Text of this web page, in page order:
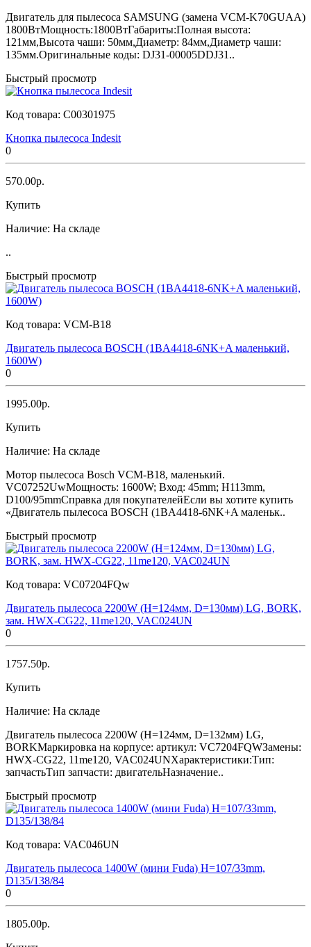
Двигатель для пылесоса SAMSUNG (замена VCM-K70GUAA)
1800ВтМощность:1800ВтГабариты:Полная высота:
121мм,Высота чаши: 50мм,Диаметр: 84мм,Диаметр чаши:
135мм.Оригинальные коды: DJ31-00005DDJ31..
Быстрый просмотр
Код товара: C00301975
Кнопка пылесоса Indesit
0
570.00р.
Купить
Наличие: На складе
..
Быстрый просмотр
Код товара: VCM-B18
Двигатель пылесоса BOSCH (1BA4418-6NK+A маленький,
1600W)
0
1995.00р.
Купить
Наличие: На складе
Мотор пылесоса Bosch VCM-B18, маленький.
VC07252UwМощность: 1600W; Вход: 45mm; H113mm,
D100/95mmСправка для покупателейЕсли вы хотите купить
«Двигатель пылесоса BOSCH (1BA4418-6NK+A маленьк..
Быстрый просмотр
Код товара: VC07204FQw
Двигатель пылесоса 2200W (H=124мм, D=130мм) LG, BORK,
зам. HWX-CG22, 11me120, VAC024UN
0
1757.50р.
Купить
Наличие: На складе
Двигатель пылесоса 2200W (H=124мм, D=132мм) LG,
BORKМаркировка на корпусе: артикул: VC7204FQWЗамены:
HWX-CG22, 11me120, VAC024UNХарактеристики:Тип:
запчастьТип запчасти: двигательНазначение..
Быстрый просмотр
Код товара: VAC046UN
Двигатель пылесоса 1400W (мини Fuda) H=107/33mm,
D135/138/84
0
1805.00р.